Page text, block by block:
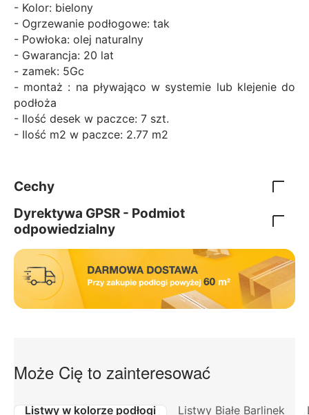
- Kolor: bielony
- Ogrzewanie podłogowe: tak
- Powłoka: olej naturalny
- Gwarancja: 20 lat
- zamek: 5Gc
- montaż : na pływająco w systemie lub klejenie do
podłoża
- Ilość desek w paczce: 7 szt.
- Ilość m2 w paczce: 2.77 m2
Cechy
Dyrektywa GPSR - Podmiot
odpowiedzialny
Może Cię to zainteresować
Listwy w kolorze podłogi Listwy Białe Barlinek